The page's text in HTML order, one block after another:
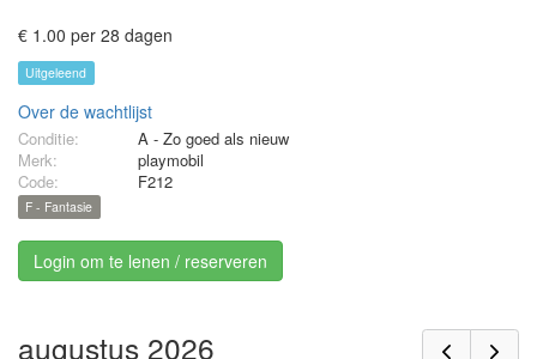
€ 1.00 per 28 dagen
Uitgeleend
Over de wachtlijst
Conditie:
A - Zo goed als nieuw
Merk:
playmobil
Code:
F212
F - Fantasie
Login om te lenen / reserveren
augustus 2026